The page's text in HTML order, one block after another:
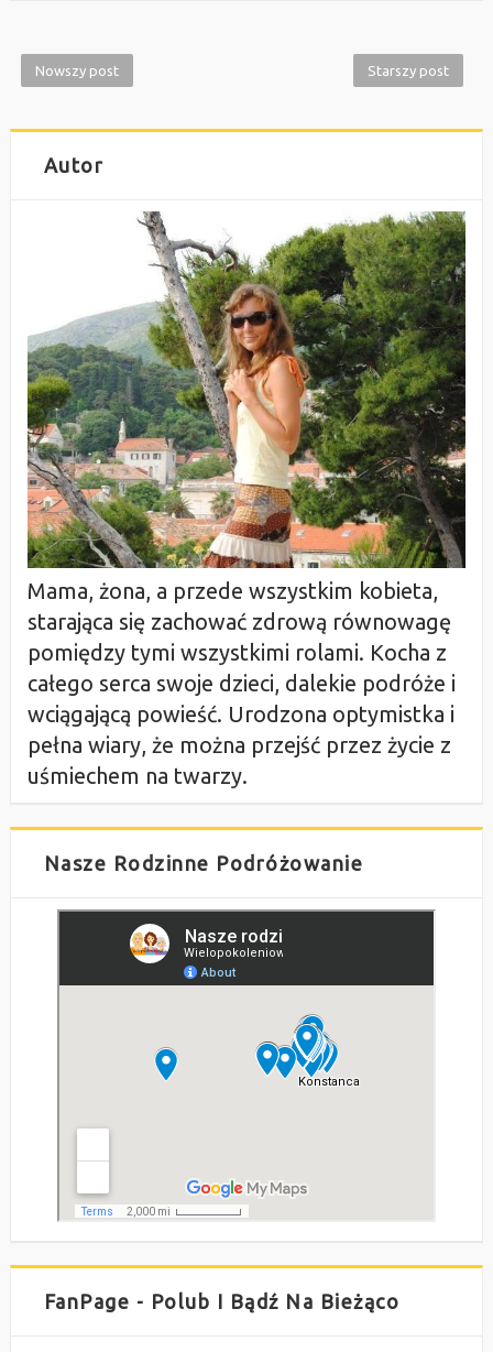
Nowszy post Starszy post
Autor
Mama, żona, a przede wszystkim kobieta,
starająca się zachować zdrową równowagę
pomiędzy tymi wszystkimi rolami. Kocha z
całego serca swoje dzieci, dalekie podróże i
wciągającą powieść. Urodzona optymistka i
pełna wiary, że można przejść przez życie z
uśmiechem na twarzy.
Nasze Rodzinne Podróżowanie
FanPage - Polub I Bądź Na Bieżąco